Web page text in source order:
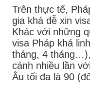
Trên thực tế,
gia khá dễ xin
Khác với những
visa Pháp khá
tháng, 4
cảnh nhiều lần
Âu tối đa là 90